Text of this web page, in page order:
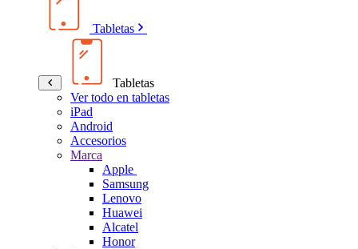
Tabletas
Tabletas
Ver todo en tabletas
iPad
Android
Accesorios
Marca
Apple
Samsung
Lenovo
Huawei
Alcatel
Honor